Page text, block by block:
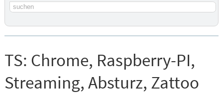
Suchbegriff
TS: Chrome, Raspberry-PI,
Streaming, Absturz, Zattoo